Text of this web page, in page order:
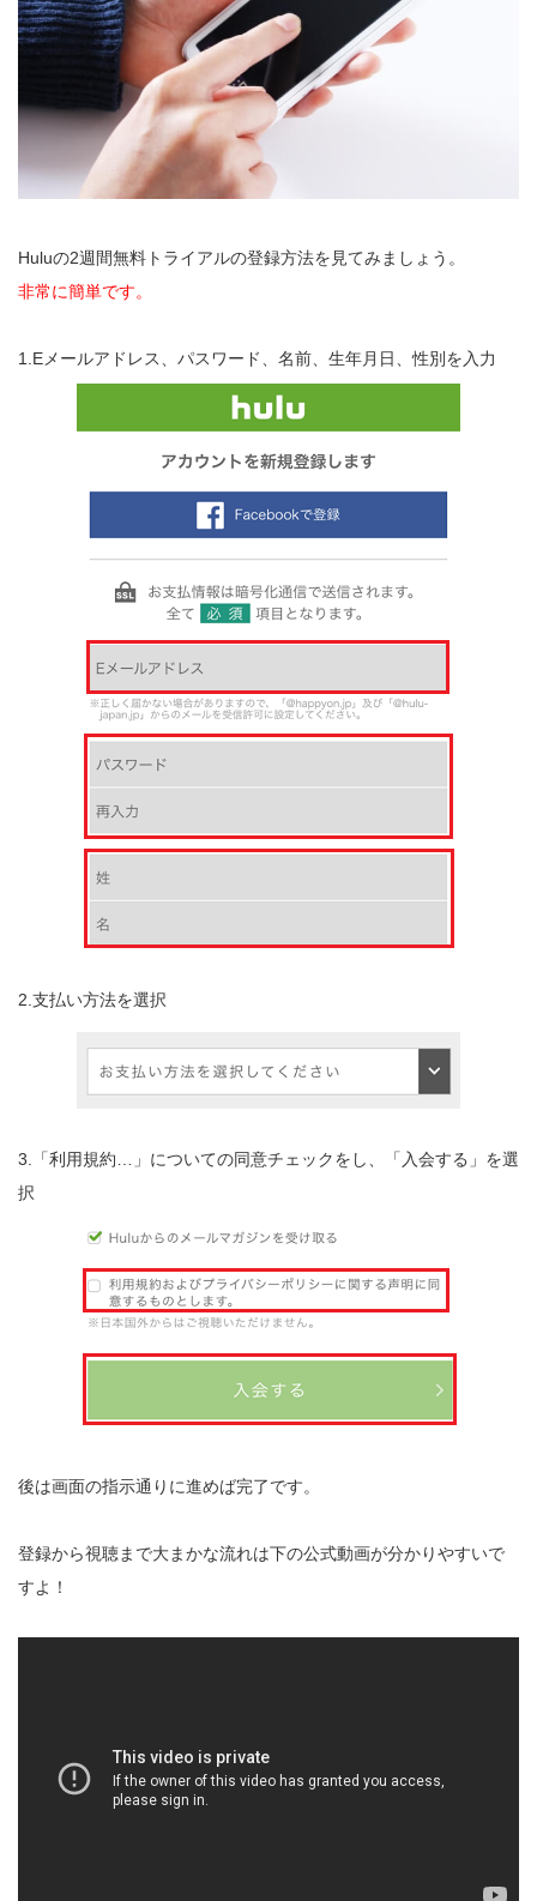
Huluの2週間無料トライアルの登録方法を見てみましょう。
非常に簡単です。
1.Eメールアドレス、パスワード、名前、生年月日、性別を入力
2.支払い方法を選択
3.「利用規約…」についての同意チェックをし、「入会する」を選
択
後は画面の指示通りに進めば完了です。
登録から視聴まで大まかな流れは下の公式動画が分かりやすいで
すよ！